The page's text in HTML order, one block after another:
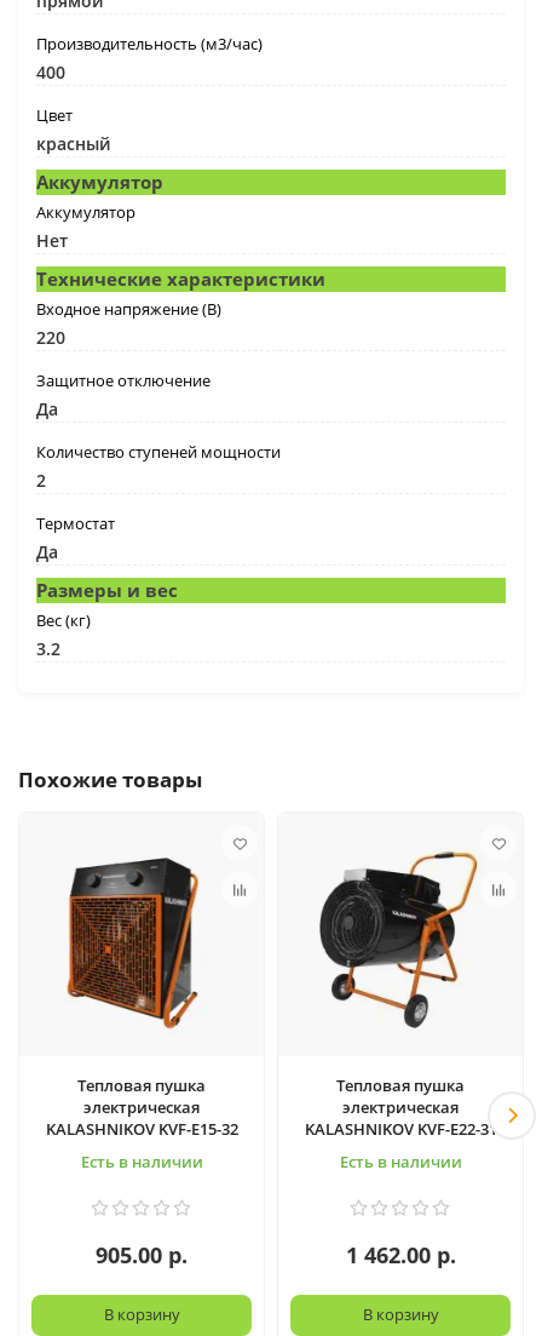
Производительность (м3/час)
400
Цвет
красный
Аккумулятор
Аккумулятор
Нет
Технические характеристики
Входное напряжение (В)
220
Защитное отключение
Да
Количество ступеней мощности
2
Термостат
Да
Размеры и вес
Вес (кг)
3.2
Похожие товары
Тепловая пушка
электрическая
KALASHNIKOV KVF-E15-32
Есть в наличии
905.00 р.
В корзину
Тепловая пушка
электрическая
KALASHNIKOV KVF-E22-31
Есть в наличии
1 462.00 р.
В корзину